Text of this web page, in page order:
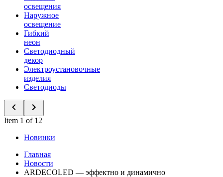
освещения
Наружное
освещение
Гибкий
неон
Светодиодный
декор
Электроустановочные
изделия
Светодиоды
Item 1 of 12
Новинки
Главная
Новости
ARDECOLED — эффектно и динамично